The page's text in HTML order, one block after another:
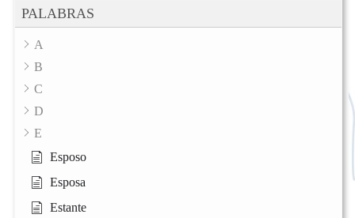
PALABRAS
A
B
C
D
E
Esposo
Esposa
Estante